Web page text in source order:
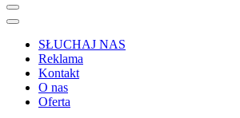
SŁUCHAJ NAS
Reklama
Kontakt
O nas
Oferta